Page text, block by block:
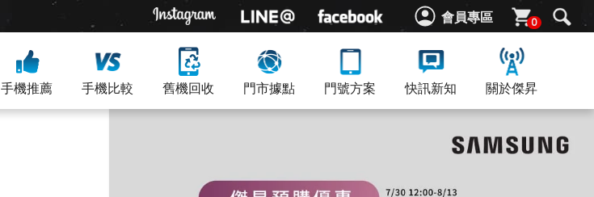
會員專區 0
手機推薦 手機比較 舊機回收 門市據點 門號方案 快訊新知 關於傑昇